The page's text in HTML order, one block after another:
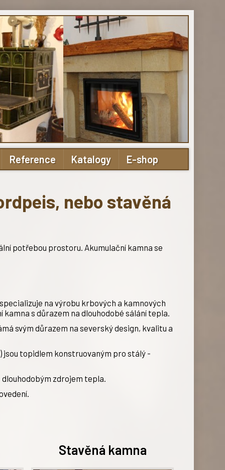
Reference Katalogy E-shop
nebo stavěná
potřebou prostoru. Akumulační kamna se
na výrobu krbových a kamnových
s důrazem na dlouhodobé sálání tepla.
svým důrazem na severský design, kvalitu a
jsou topidlem konstruovaným pro stálý -
zdrojem tepla.
Stavěná kamna